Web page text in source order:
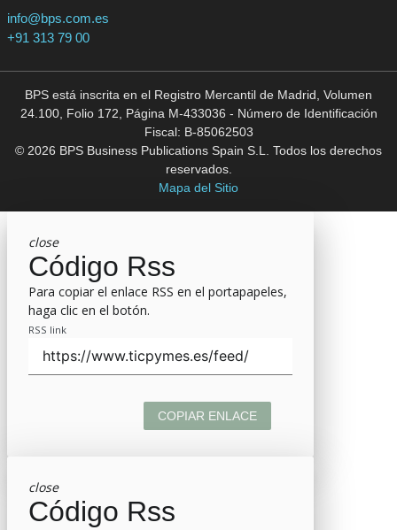
info@bps.com.es
+91 313 79 00
BPS está inscrita en el Registro Mercantil de Madrid, Volumen
24.100, Folio 172, Página M-433036 - Número de Identificación
Fiscal: B-85062503
© 2026 BPS Business Publications Spain S.L. Todos los derechos
reservados.
Mapa del Sitio
close
Código Rss
Para copiar el enlace RSS en el portapapeles,
haga clic en el botón.
RSS link
COPIAR ENLACE
close
Código Rss